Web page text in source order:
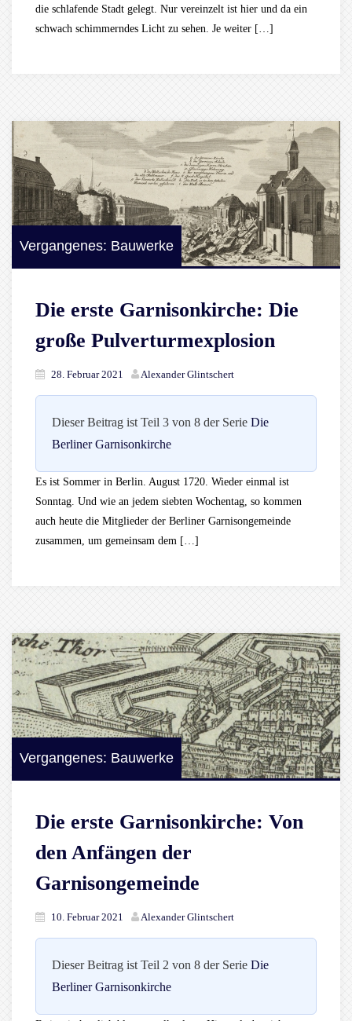
die schlafende Stadt gelegt. Nur vereinzelt ist hier und da ein
schwach schimmerndes Licht zu sehen. Je weiter […]
Vergangenes: Bauwerke
Die erste Garnisonkirche: Die
große Pulverturmexplosion
28. Februar 2021 Alexander Glintschert
Dieser Beitrag ist Teil 3 von 8 der Serie Die
Berliner Garnisonkirche
Es ist Sommer in Berlin. August 1720. Wieder einmal ist
Sonntag. Und wie an jedem siebten Wochentag, so kommen
auch heute die Mitglieder der Berliner Garnisongemeinde
zusammen, um gemeinsam dem […]
Vergangenes: Bauwerke
Die erste Garnisonkirche: Von
den Anfängen der
Garnisongemeinde
10. Februar 2021 Alexander Glintschert
Dieser Beitrag ist Teil 2 von 8 der Serie Die
Berliner Garnisonkirche